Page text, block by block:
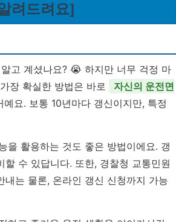
려드려요]
고 계셨나요? 😭 하지만 너무 걱정 마
장 확실한 방법은 바로
자신의 운전면
예요. 보통 10년마다 갱신이지만, 특정
을 활용하는 것도 좋은 방법이에요. 갱
수 있답니다. 또한, 경찰청 교통민원
는 물론, 온라인 갱신 신청까지 가능